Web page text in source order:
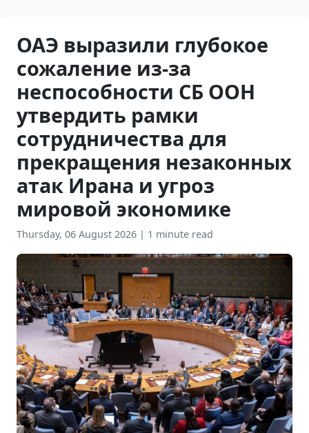
ОАЭ выразили глубокое
сожаление из-за
неспособности СБ ООН
утвердить рамки
сотрудничества для
прекращения незаконных
атак Ирана и угроз
мировой экономике
Thursday, 06 August 2026 | 1 minute read